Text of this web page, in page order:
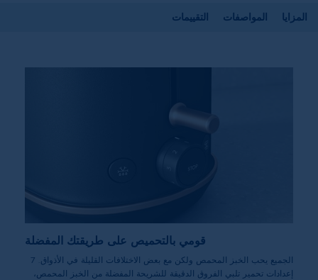
المزايا المواصفات التقييمات
قومي بالتحميص على طريقتك المفضلة
الجميع يحب الخبز المحمص ولكن مع بعض الاختلافات القليلة في الأذواق. 7
إعدادات تحمير تلبي الفروق الدقيقة للشريحة المفضلة من الخبز المحمص،